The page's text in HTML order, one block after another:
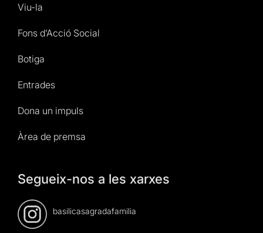
Viu-la
Fons d’Acció Social
Botiga
Entrades
Dona un impuls
Àrea de premsa
Segueix-nos a les xarxes
basilicasagradafamilia